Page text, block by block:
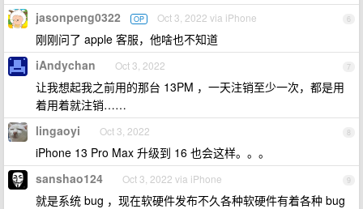
6
jasonpeng0322 OP Oct 3, 2022 via iPhone
刚刚问了 apple 客服，他啥也不知道
7
iAndychan Oct 3, 2022
让我想起我之前用的那台 13PM ，一天注销至少一次，都是用
着用着就注销……
8
lingaoyi Oct 3, 2022
iPhone 13 Pro Max 升级到 16 也会这样。。。
9
sanshao124 Oct 3, 2022 via iPhone
就是系统 bug ，现在软硬件发布不久各种软硬件有着各种 bug